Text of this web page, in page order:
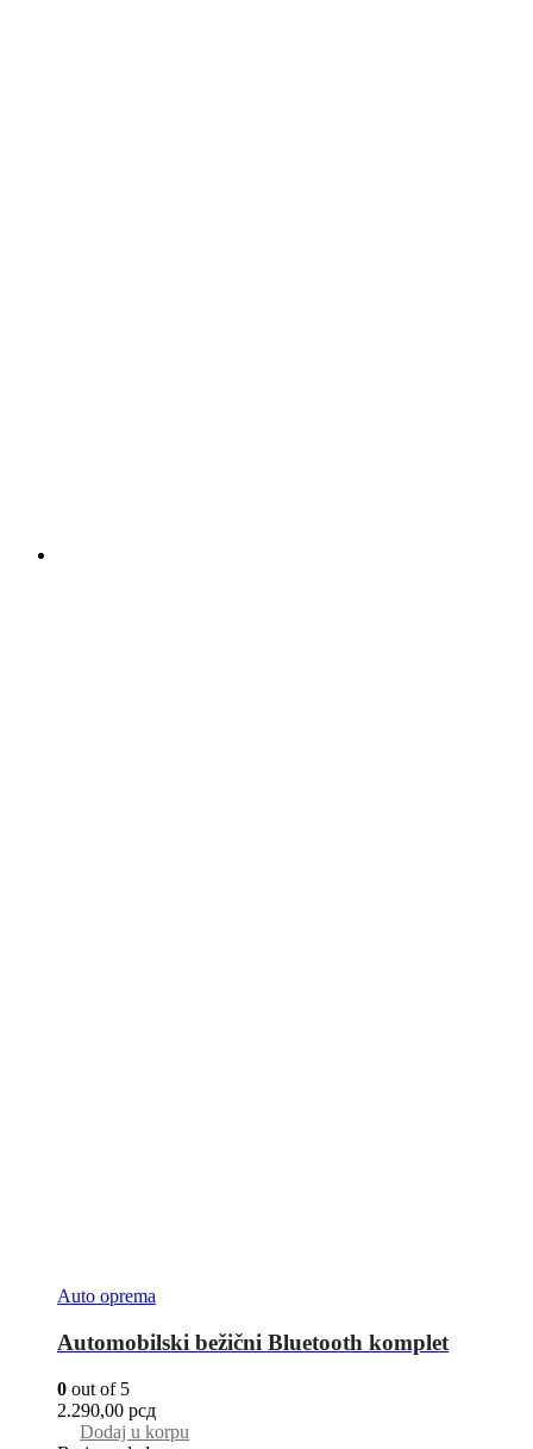
Auto oprema
Automobilski bežični Bluetooth komplet
0 out of 5
2.290,00 рсд
Dodaj u korpu